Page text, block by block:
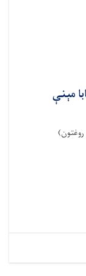
مېنې
روغتون)